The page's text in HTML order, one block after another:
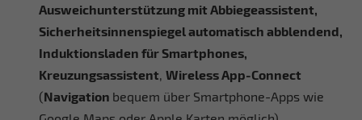
Ausweichunterstützung mit Abbiegeassistent,
Sicherheitsinnenspiegel automatisch abblendend,
Induktionsladen für Smartphones,
Kreuzungsassistent Wireless App-Connect
(Navigation bequem über Smartphone-Apps wie